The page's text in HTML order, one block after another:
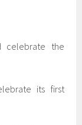
celebrate the
its first